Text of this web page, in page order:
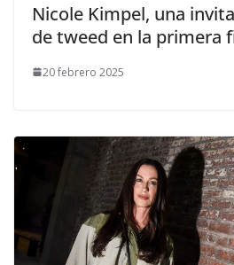
​Nicole Kimpel, una
de tweed en la primera
20 febrero 2025